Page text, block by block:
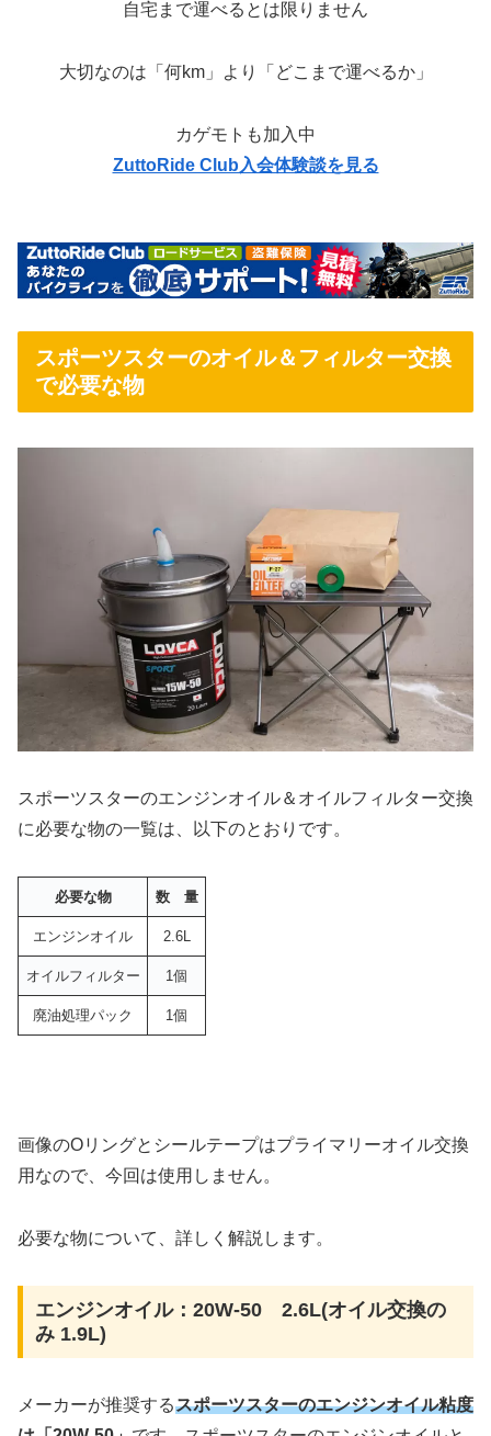
自宅まで運べるとは限りません
大切なのは「何km」より「どこまで運べるか」
カゲモトも加入中
ZuttoRide Club入会体験談を見る
スポーツスターのオイル＆フィルター交換
で必要な物
スポーツスターのエンジンオイル＆オイルフィルター交換
に必要な物の一覧は、以下のとおりです。
必要な物 数 量
エンジンオイル 2.6L
オイルフィルター 1個
廃油処理パック 1個
画像のOリングとシールテープはプライマリーオイル交換
用なので、今回は使用しません。
必要な物について、詳しく解説します。
エンジンオイル：20W-50 2.6L(オイル交換の
み 1.9L)
メーカーが推奨するスポーツスターのエンジンオイル粘度